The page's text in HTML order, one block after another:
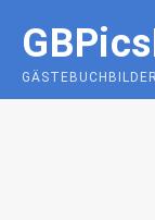
content